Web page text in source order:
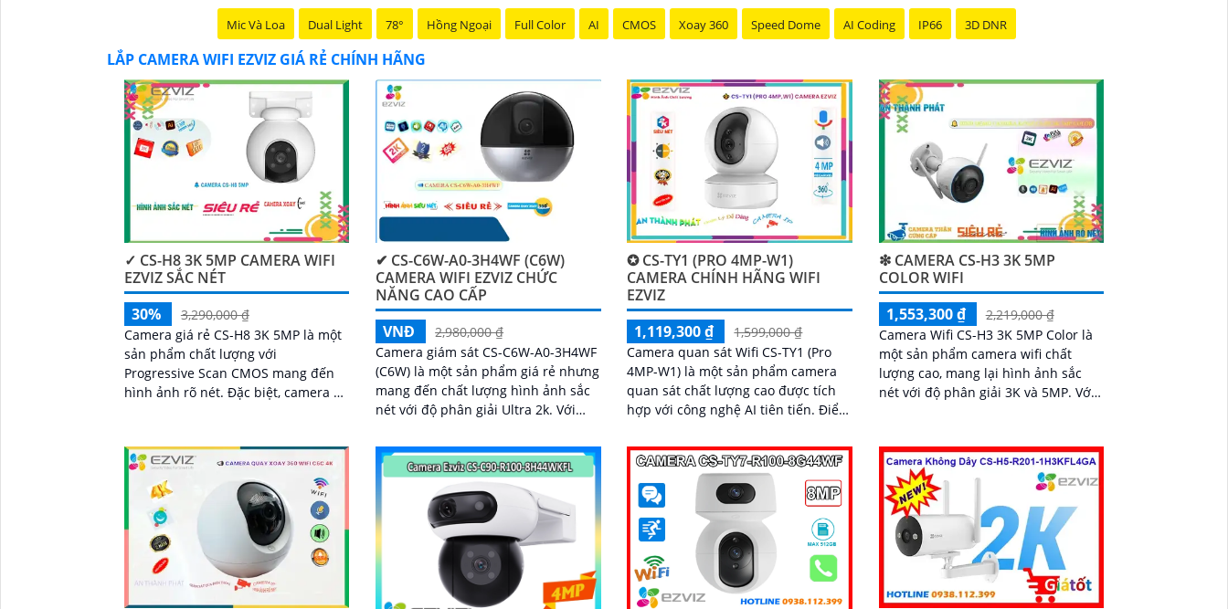
Mic Và Loa Dual Light 78° Hồng Ngoại Full Color AI CMOS Xoay 360 Speed Dome AI Coding IP66 3D DNR
LẮP CAMERA WIFI EZVIZ GIÁ RẺ CHÍNH HÃNG
✓ CS-H8 3K 5MP CAMERA WIFI
EZVIZ SẮC NÉT
30%
3,290,000 ₫
Camera giá rẻ CS-H8 3K 5MP là một
sản phẩm chất lượng với
Progressive Scan CMOS mang đến
hình ảnh rõ nét. Đặc biệt, camera có
công nghệ Hồng Ngoại
✔ CS-C6W-A0-3H4WF (C6W)
CAMERA WIFI EZVIZ CHỨC
NĂNG CAO CẤP
VNĐ
2,980,000 ₫
Camera giám sát CS-C6W-A0-3H4WF
(C6W) là một sản phẩm giá rẻ nhưng
mang đến chất lượng hình ảnh sắc
nét với độ phân giải Ultra 2k. Với
Ngoại Smart IR, bạn có thể quan sát
rõ ràng ngay cả trong điều kiện ánh
sáng yếu
✪ CS-TY1 (PRO 4MP-W1)
CAMERA CHÍNH HÃNG WIFI
EZVIZ
1,119,300 ₫
1,599,000 ₫
Camera quan sát Wifi CS-TY1 (Pro
4MP-W1) là một sản phẩm camera
quan sát chất lượng cao được tích
hợp với công nghệ AI tiên tiến. Điểm
năng chống...
❇ CAMERA CS-H3 3K 5MP
COLOR WIFI
1,553,300 ₫
2,219,000 ₫
Camera Wifi CS-H3 3K 5MP Color là
một sản phẩm camera wifi chất
lượng cao, mang lại hình ảnh sắc
nét với độ phân giải 3K và 5MP. Với
qua điện thoại di động